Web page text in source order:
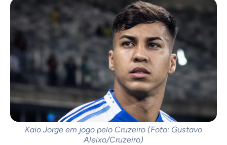
Kaio Jorge em jogo pelo Cruzeiro (Foto: Gustavo
Aleixo/Cruzeiro)